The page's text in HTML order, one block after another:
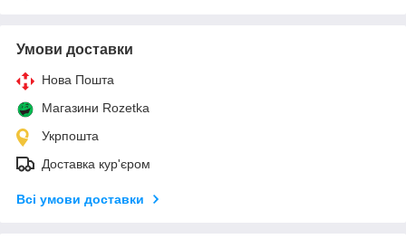
Умови доставки
Нова Пошта
Магазини Rozetka
Укрпошта
Доставка кур'єром
Всі умови доставки